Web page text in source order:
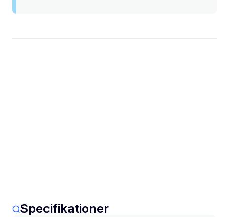
Specifikationer